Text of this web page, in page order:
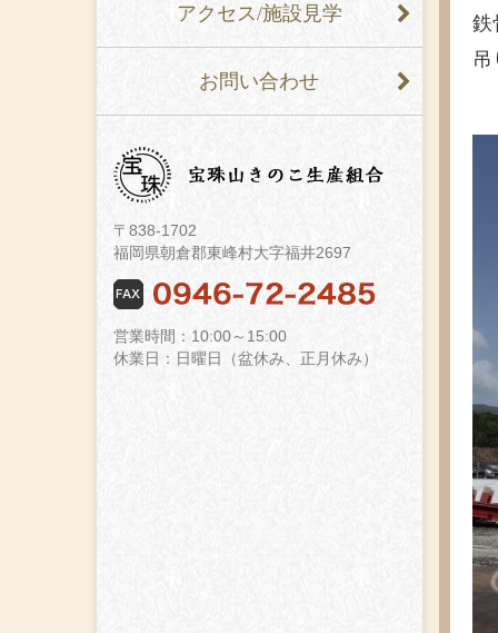
アクセス/施設見学
お問い合わせ
〒838-1702
福岡県朝倉郡東峰村大字福井2697
営業時間：10:00～15:00
休業日：日曜日（盆休み、正月休み）
鉄